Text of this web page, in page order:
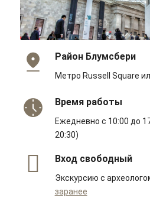
Район Блумсбери
Метро Russell Square
Время работы
Ежедневно с 10:00 до
20:30)
Вход свободный
Экскурсию с
заранее